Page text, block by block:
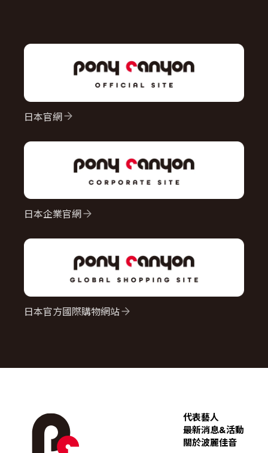
日本官網
日本企業官網
日本官方國際購物網站
代表藝人
最新消息&活動
關於波麗佳音